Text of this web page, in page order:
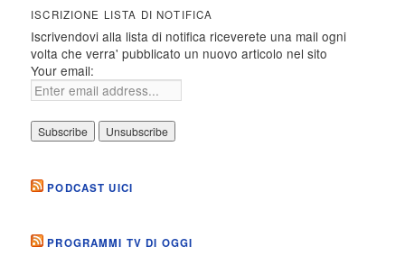
ISCRIZIONE LISTA DI NOTIFICA
Iscrivendovi alla lista di notifica riceverete una mail ogni
volta che verra' pubblicato un nuovo articolo nel sito
Your email:
PODCAST UICI
PROGRAMMI TV DI OGGI